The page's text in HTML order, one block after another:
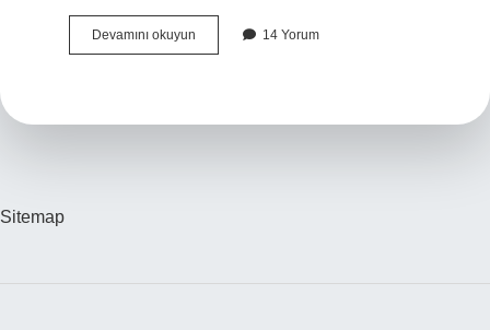
Devamını okuyun Osmanlıların
Atası
14 Yorum
Sitemap